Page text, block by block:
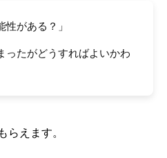
性がある？」
ったがどうすればよいかわ
らえます。